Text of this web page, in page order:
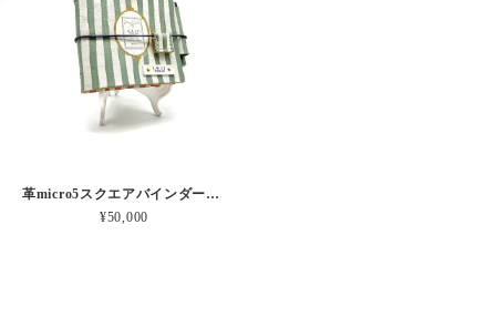
革micro5スクエアバインダー手帳 “ メロン・イチゴシェイク 昼下がりのお茶会” 本革
¥50,000